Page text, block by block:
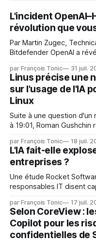
L'incident
révolution que
Par Martin Zugec,
Bitdefender OpenAI a révélé que ses propres modèles d'IA,
s'étaient échappés de
et avaient mené une
Face. La réaction
par François Tonic 31 juil.
Linus précise une
sur l'usage de l'IA
Linux
Suite à une question d'un maintenant...
à 19:01, Roman Gushchin
mainteneurs —
les LLM de manière
par François Tonic 18 juil.
L'IA fait-elle
entreprises ?
Une étude Rocket
responsables IT disent
pression sur les usages et
révèle un écart entre
par François Tonic 17 juil.
Selon CoreView :
Copilot pour les
confidentielles de